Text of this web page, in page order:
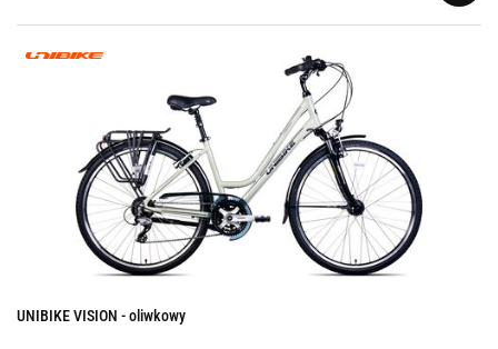
UNIBIKE VISION - oliwkowy